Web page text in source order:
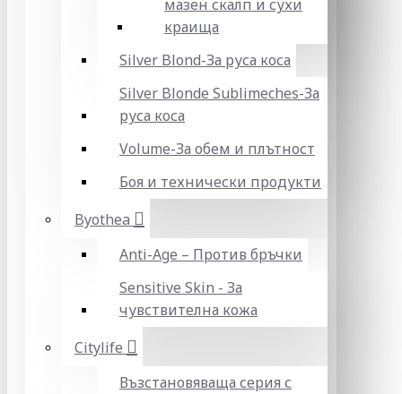
мазен скалп и сухи
краища
Silver Blond-За руса коса
Silver Blonde Sublіmeches-За
руса коса
Volume-За обем и плътност
Боя и технически продукти
Byothea
Anti-Age – Против бръчки
Sensitive Skin - За
чувствителна кожа
Citylife
Възстановяваща серия с